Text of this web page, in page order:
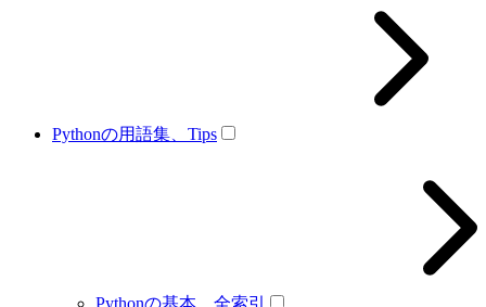
Pythonの用語集、Tips
Pythonの基本、全索引